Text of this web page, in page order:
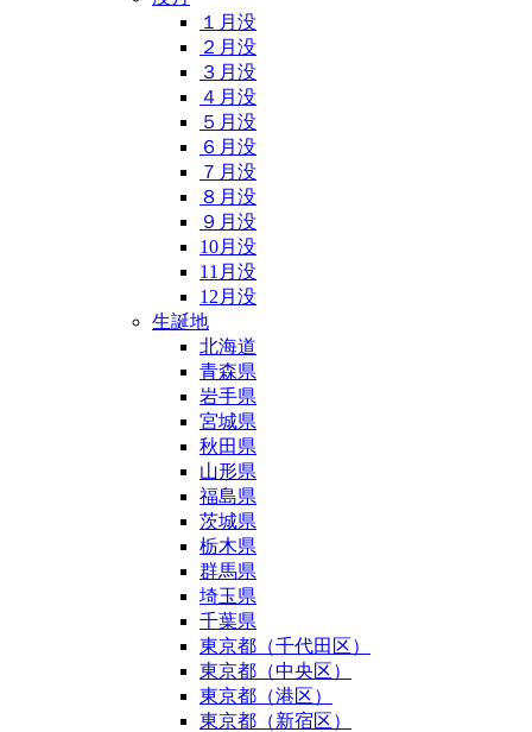
１月没
２月没
３月没
４月没
５月没
６月没
７月没
８月没
９月没
10月没
11月没
12月没
生誕地
北海道
青森県
岩手県
宮城県
秋田県
山形県
福島県
茨城県
栃木県
群馬県
埼玉県
千葉県
東京都（千代田区）
東京都（中央区）
東京都（港区）
東京都（新宿区）